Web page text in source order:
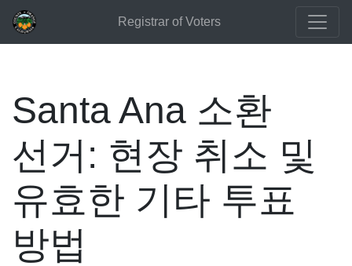
Registrar of Voters
Santa Ana 소환
선거: 현장 취소 및
유효한 기타 투표
방법